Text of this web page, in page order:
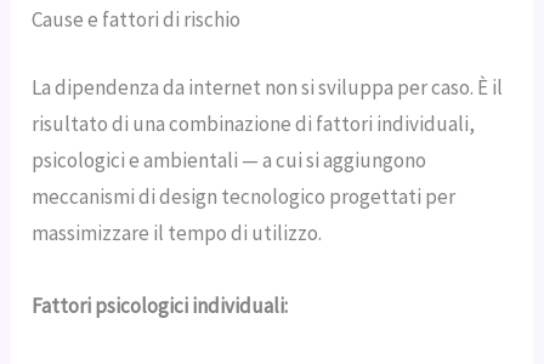
Cause e fattori di rischio
La dipendenza da internet non si sviluppa per caso. È il
risultato di una combinazione di fattori individuali,
psicologici e ambientali — a cui si aggiungono
meccanismi di design tecnologico progettati per
massimizzare il tempo di utilizzo.
Fattori psicologici individuali: